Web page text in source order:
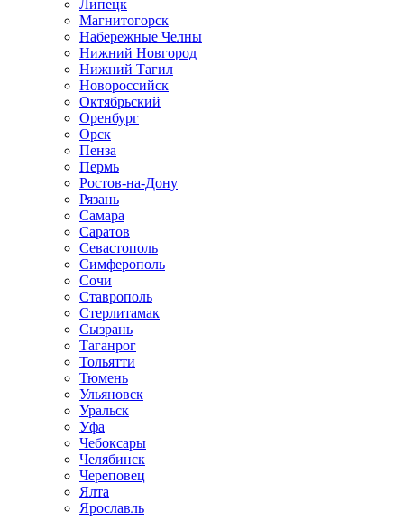
Липецк
Магнитогорск
Набережные Челны
Нижний Новгород
Нижний Тагил
Новороссийск
Октябрьский
Оренбург
Орск
Пенза
Пермь
Ростов-на-Дону
Рязань
Самара
Саратов
Севастополь
Симферополь
Сочи
Ставрополь
Стерлитамак
Сызрань
Таганрог
Тольятти
Тюмень
Ульяновск
Уральск
Уфа
Чебоксары
Челябинск
Череповец
Ялта
Ярославль